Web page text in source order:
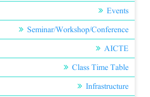
Events
Seminar/Workshop/Conference
AICTE
Class Time Table
Infrastructure